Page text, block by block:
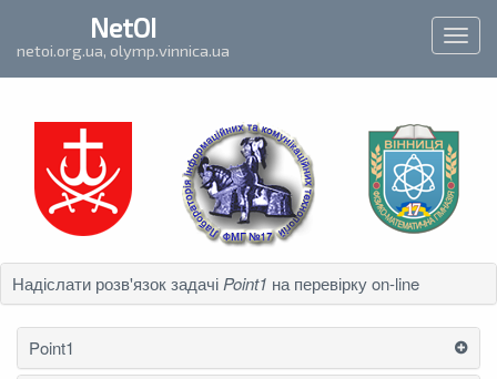
NetOI
netoi.org.ua, olymp.vinnica.ua
Надіслати розв'язок задачі Point1 на перевірку on-line
Point1